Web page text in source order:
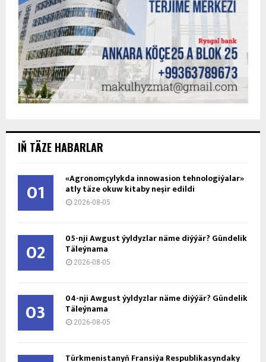
IŇ TÄZE HABARLAR
01 «Agronomçylykda innowasion tehnologiýalar»
atly täze okuw kitaby neşir edildi
2026-08-05
02 05-nji Awgust ýyldyzlar näme diýýär? Gündelik
Täleýnama
2026-08-05
03 04-nji Awgust ýyldyzlar näme diýýär? Gündelik
Täleýnama
2026-08-05
Türkmenistanyň Fransiýa Respublikasyndaky